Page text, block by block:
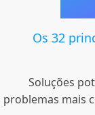
Os 32
Soluções
problemas mais